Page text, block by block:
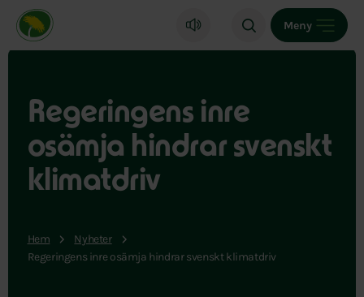
Miljöpartiet de gröna, startsida
Meny
Regeringens inre
osämja hindrar svenskt
klimatdriv
Hem
Nyheter
Regeringens inre osämja hindrar svenskt klimatdriv